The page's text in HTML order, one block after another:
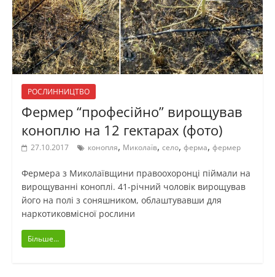
РОСЛИННИЦТВО
Фермер “професійно” вирощував
коноплю на 12 гектарах (фото)
27.10.2017 конопля, Миколаїв, село, ферма, фермер
Фермера з Миколаївщини правоохоронці піймали на
вирощуванні коноплі. 41-річний чоловік вирощував
його на полі з соняшником, облаштувавши для
наркотиковмісної рослини
Більше...